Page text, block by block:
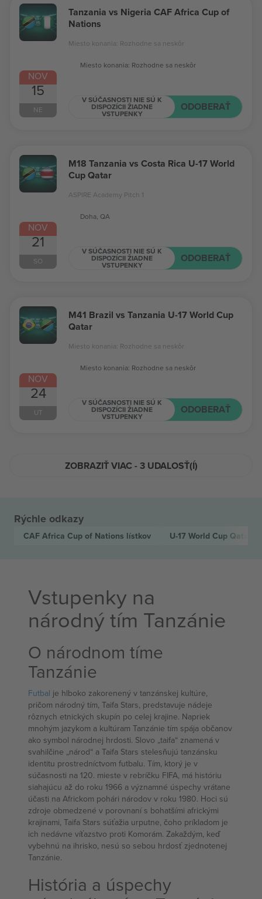
NOV
15
NE
Tanzania vs Nigeria CAF Africa Cup of
Nations
Miesto konania: Rozhodne sa neskôr
Miesto konania: Rozhodne sa neskôr
V SÚČASNOSTI NIE SÚ K
DISPOZÍCII ŽIADNE
VSTUPENKY
ODOBERAŤ
NOV
21
SO
M18 Tanzania vs Costa Rica U-17 World
Cup Qatar
ASPIRE Academy Pitch 1
Doha, QA
V SÚČASNOSTI NIE SÚ K
DISPOZÍCII ŽIADNE
VSTUPENKY
ODOBERAŤ
NOV
24
UT
M41 Brazil vs Tanzania U-17 World Cup
Qatar
Miesto konania: Rozhodne sa neskôr
Miesto konania: Rozhodne sa neskôr
V SÚČASNOSTI NIE SÚ K
DISPOZÍCII ŽIADNE
VSTUPENKY
ODOBERAŤ
ZOBRAZIŤ VIAC - 3 UDALOSŤ(Í)
Rýchle odkazy
CAF Africa Cup of Nations lístkov U-17 World Cup Qatar
Vstupenky na
národný tím Tanzánie
O národnom tíme
Tanzánie
Futbal je hlboko zakorenený v tanzánskej kultúre,
pričom národný tím, Taifa Stars, predstavuje nádeje
rôznych etnických skupín po celej krajine. Napriek
mnohým jazykom a kultúram Tanzánie tím spája občanov
ako symbol národnej hrdosti. Slovo „taifa“ znamená v
svahilčine „národ“ a Taifa Stars stelesňujú tanzánsku
identitu prostredníctvom futbalu. Tím, ktorý je v
súčasnosti na 120. mieste v rebríčku FIFA, má históriu
siahajúcu až do roku 1966 a významné úspechy vrátane
účasti na Africkom pohári národov v roku 1980. Hoci sú
zdroje obmedzené v porovnaní s bohatšími africkými
krajinami, Taifa Stars súťažia urputne, čoho príkladom je
ich nedávne víťazstvo proti Komorám. Zakaždým, keď
vybehnú na ihrisko, nesú so sebou hrdosť zjednotenej
Tanzánie.
História a úspechy